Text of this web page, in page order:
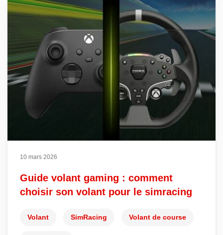
10 mars 2026
Guide volant gaming : comment
choisir son volant pour le simracing
Volant SimRacing Volant de course